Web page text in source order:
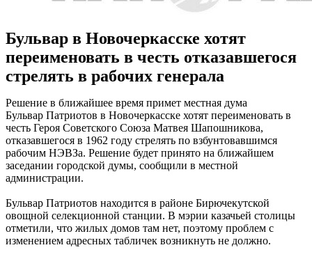
Бульвар в Новочеркасске хотят
переименовать в честь отказавшегося
стрелять в рабочих генерала
Решение в ближайшее время примет местная дума
Бульвар Патриотов в Новочеркасске хотят переименовать в
честь Героя Советского Союза Матвея Шапошникова,
отказавшегося в 1962 году стрелять по взбунтовавшимся
рабочим НЭВЗа. Решение будет принято на ближайшем
заседании городской думы, сообщили в местной
администрации.
Бульвар Патриотов находится в районе Бирючекутской
овощной селекционной станции. В мэрии казачьей столицы
отметили, что жилых домов там нет, поэтому проблем с
изменением адресных табличек возникнуть не должно.